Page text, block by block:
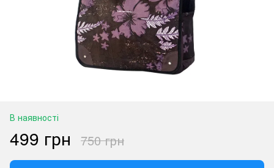
В наявності
499 грн 750 грн